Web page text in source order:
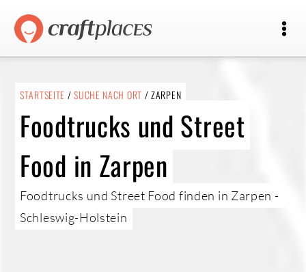
STARTSEITE /SUCHE NACH ORT / ZARPEN
Foodtrucks und Street
Food in Zarpen
Foodtrucks und Street Food finden in Zarpen -
Schleswig-Holstein